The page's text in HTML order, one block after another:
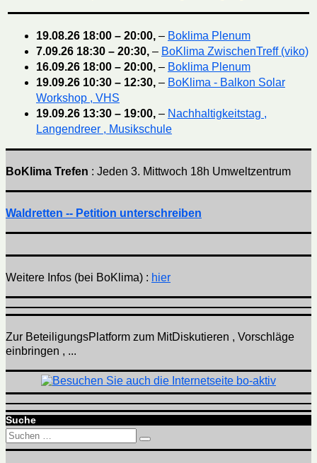
19.08.26 18:00 – 20:00, – Boklima Plenum
7.09.26 18:30 – 20:30, – BoKlima ZwischenTreff (viko)
16.09.26 18:00 – 20:00, – Boklima Plenum
19.09.26 10:30 – 12:30, – BoKlima - Balkon Solar
Workshop , VHS
19.09.26 13:30 – 19:00, – Nachhaltigkeitstag ,
Langendreer , Musikschule
BoKlima Trefen : Jeden 3. Mittwoch 18h Umweltzentrum
Waldretten -- Petition unterschreiben
Weitere Infos (bei BoKlima) : hier
Zur BeteiligungsPlatform zum MitDiskutieren , Vorschläge
einbringen , ...
Suche
Suchen
nach:
Suchen